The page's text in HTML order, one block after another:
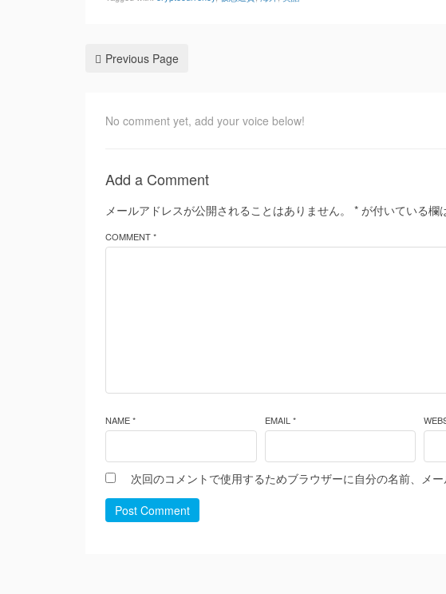
Previous Page
No comment yet, add your voice below!
Add a Comment
メールアドレスが公開されることはありません。 * が付いている欄
COMMENT *
NAME * EMAIL *
次回のコメントで使用するためブラウザーに自分の名前、メー
Post Comment